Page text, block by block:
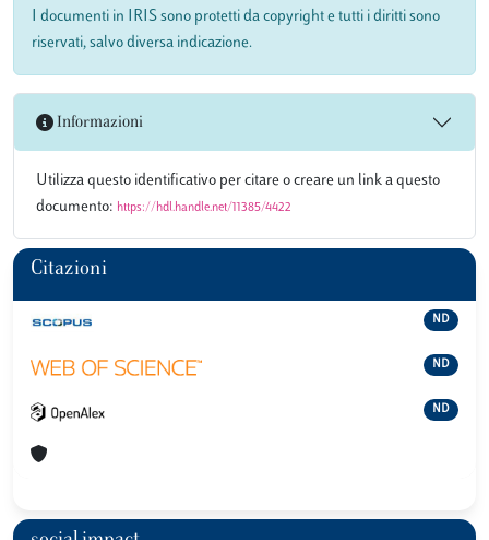
I documenti in IRIS sono protetti da copyright e tutti i diritti sono
riservati, salvo diversa indicazione.
Informazioni
Utilizza questo identificativo per citare o creare un link a questo
documento: https://hdl.handle.net/11385/4422
Citazioni
ND
ND
ND